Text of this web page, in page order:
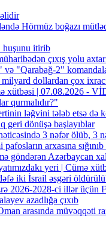
Hörmüz boğazı
huşunu itirib
çıxış yolu
"Qarabağ-2"
milyard dollardan çox
xütbəsi | 07.08.2026 -
qurmalıdır?"
ləğvini tələb etsə də
geri dönüşə başlayıblar
3 nəfər ölüb, 3
arxasına sığınıb
göndərən Azərbaycan
yeri | Cümə
iki İsrail əsgəri
2026-2028-ci illər üçün
azadlığa çıxıb
arasında müvəqqəti